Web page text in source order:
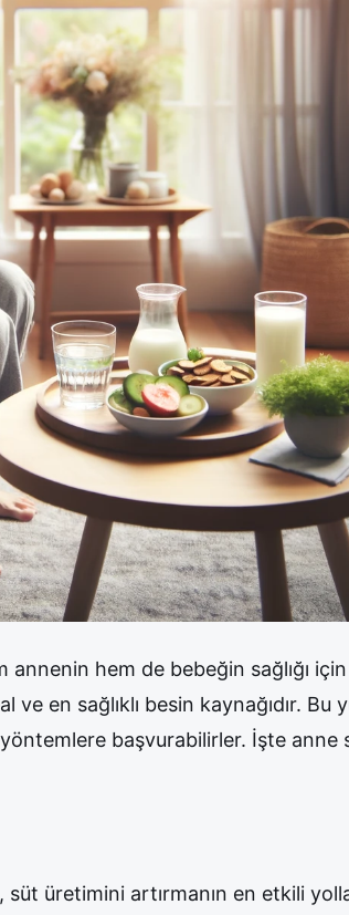
annenin hem de bebeğin sağlığı
en sağlıklı besin kaynağıdır. Bu
başvurabilirler. İşte anne
süt üretimini artırmanın en etkili